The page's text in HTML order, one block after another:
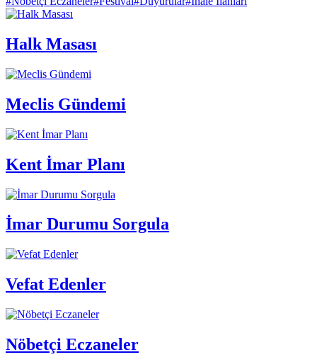
Halk Masası
Meclis Gündemi
Kent İmar Planı
İmar Durumu Sorgula
Vefat Edenler
Nöbetçi Eczaneler